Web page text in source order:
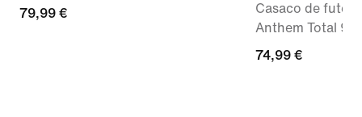
79,99
79,99 €
Casaco de
Anthem Total 90
74,99
74,99 €